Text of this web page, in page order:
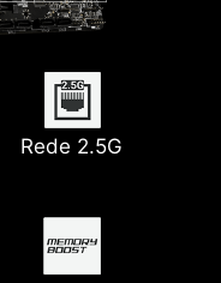
Rede 2.5G